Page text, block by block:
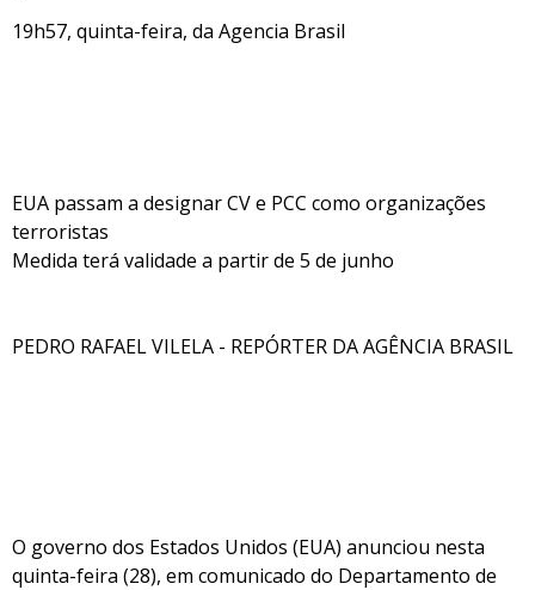
19h57, quinta-feira, da Agencia Brasil
EUA passam a designar CV e PCC como organizações
terroristas
Medida terá validade a partir de 5 de junho
PEDRO RAFAEL VILELA - REPÓRTER DA AGÊNCIA BRASIL
O governo dos Estados Unidos (EUA) anunciou nesta
quinta-feira (28), em comunicado do Departamento de